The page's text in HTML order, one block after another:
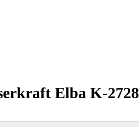
Elba K-2728